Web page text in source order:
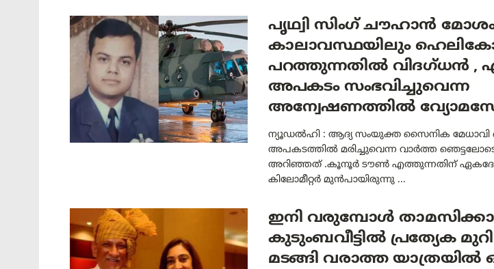
പൃഥ്വി സിംഗ് ചൗഹാൻ
കാലാവസ്ഥയിലും
പറത്തുന്നതിൽ വിദഗ്ധൻ ,
അപകടം സംഭവിച്ചുവെന്ന
അന്വേഷണത്തിൽ
ന്യൂഡൽഹി : ആദ്യ സംയുക്ത സൈനിക മേധാവി
അപകടത്തിൽ മരിച്ചുവെന്ന വാർത്ത
അറിഞ്ഞത് .കൂനൂർ ടൗണ്‍ എത്തുന്നതിന്
കിലോമീറ്റർ മുൻപായിരുന്നു ...
ഇനി വരുമ്പോൾ
കുടുംബവീട്ടിൽ പ്രത്യേക
മടങ്ങി വരാത്ത യാത്രയിൽ